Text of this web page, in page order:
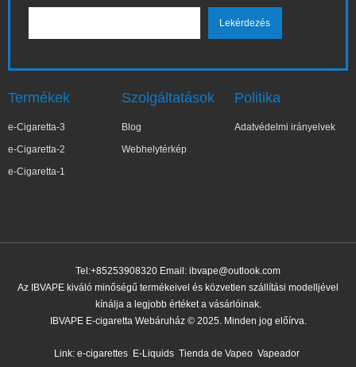
Termékek
e-Cigaretta-3
e-Cigaretta-2
e-Cigaretta-1
Szolgáltatások
Blog
Webhelytérkép
Politika
Adatvédelmi irányelvek
Tel:+85253908320 Email: ibvape@outlook.com
Az IBVAPE kiváló minőségű termékeivel és közvetlen szállítási modelljével
kínálja a legjobb értéket a vásárlóinak.
IBVAPE E-cigaretta Webáruház © 2025. Minden jog előírva.
Link: e-cigarettes E-Liquids Tienda de Vapeo Vapeador
✕
Elż***ta